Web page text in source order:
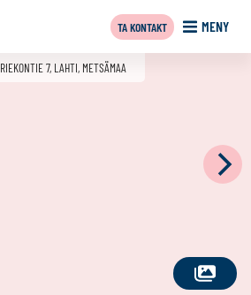
MENY
TA KONTAKT
SE
RIEKONTIE 7, LAHTI, METSÄMAA